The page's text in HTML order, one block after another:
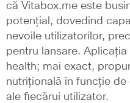
că Vitabox.me este
potențial, dovedind
nevoile utilizatorilor,
pentru lansare.
health; mai exact,
nutrițională în funcție
ale fiecărui utilizator.